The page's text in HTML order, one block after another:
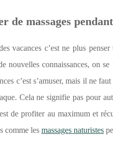
de massages
vacances c’est ne plus
nouvelles connaissances, on
c’est s’amuser, mais il ne
Cela ne signifie pas pour
de profiter au maximum et
comme les massages naturistes